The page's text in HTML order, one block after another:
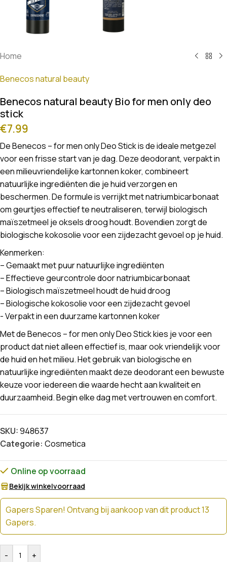
Home
Benecos natural beauty
Benecos natural beauty Bio for men only deo
stick
€7.99
De Benecos – for men only Deo Stick is de ideale metgezel
voor een frisse start van je dag. Deze deodorant, verpakt in
een milieuvriendelijke kartonnen koker, combineert
natuurlijke ingrediënten die je huid verzorgen en
beschermen. De formule is verrijkt met natriumbicarbonaat
om geurtjes effectief te neutraliseren, terwijl biologisch
maïszetmeel je oksels droog houdt. Bovendien zorgt de
biologische kokosolie voor een zijdezacht gevoel op je huid.
Kenmerken:
– Gemaakt met puur natuurlijke ingrediënten
– Effectieve geurcontrole door natriumbicarbonaat
– Biologisch maïszetmeel houdt de huid droog
– Biologische kokosolie voor een zijdezacht gevoel
​​​​​​​- Verpakt in een duurzame kartonnen koker
Met de Benecos – for men only Deo Stick kies je voor een
product dat niet alleen effectief is, maar ook vriendelijk voor
de huid en het milieu. Het gebruik van biologische en
natuurlijke ingrediënten maakt deze deodorant een bewuste
keuze voor iedereen die waarde hecht aan kwaliteit en
duurzaamheid. Begin elke dag met vertrouwen en comfort.
SKU:948637
Categorie: Cosmetica
Online op voorraad
Bekijk winkelvoorraad
Gapers Sparen! Ontvang bij aankoop van dit product 13
Gapers.
- +